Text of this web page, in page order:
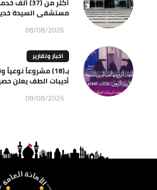
أكثر من
مستشفى السيدة
08/08/2026
اخبار وتقارير
أديبات الطف يعلن
08/08/2026